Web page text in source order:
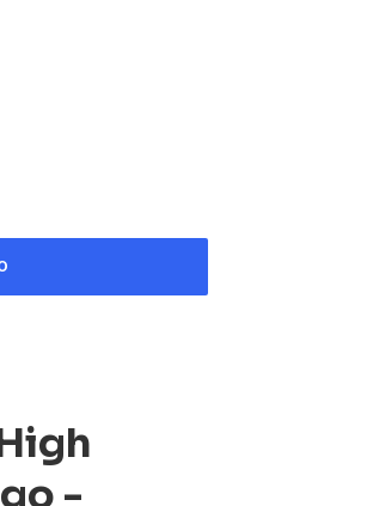
-